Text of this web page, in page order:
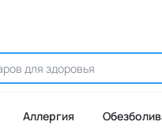
Аллергия